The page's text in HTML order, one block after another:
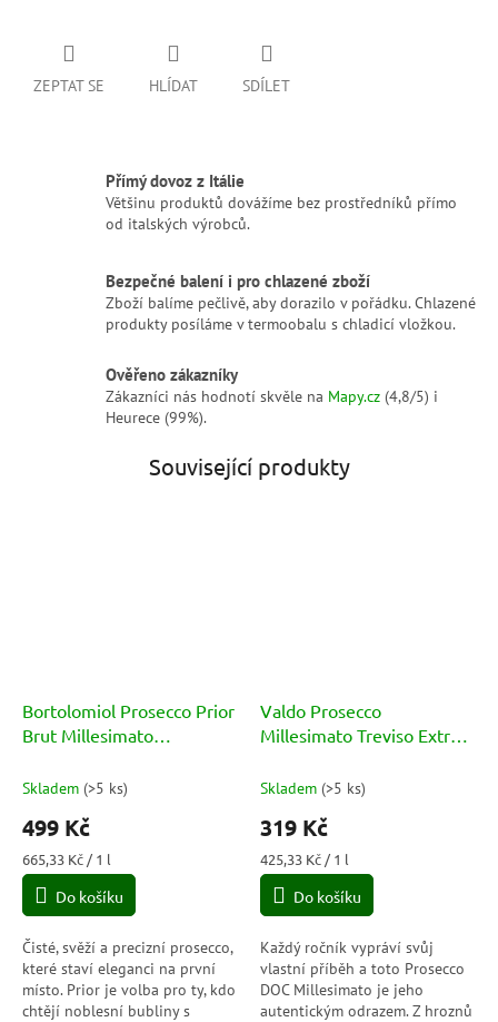
ZEPTAT SE HLÍDAT SDÍLET
Přímý dovoz z Itálie
Většinu produktů dovážíme bez prostředníků přímo
od italských výrobců.
Bezpečné balení i pro chlazené zboží
Zboží balíme pečlivě, aby dorazilo v pořádku. Chlazené
produkty posíláme v termoobalu s chladicí vložkou.
Ověřeno zákazníky
Zákazníci nás hodnotí skvěle na Mapy.cz (4,8/5) i
Heurece (99%).
Související produkty
Bortolomiol Prosecco Prior
Brut Millesimato
DOCG 12% 0,75l
Skladem (>5 ks)
499 Kč
Měrná
cena:
665,33 Kč / 1 l
Do košíku
Čisté, svěží a precizní prosecco,
které staví eleganci na první
místo. Prior je volba pro ty, kdo
chtějí noblesní bubliny s
Valdo Prosecco
Millesimato Treviso Extra
Skladem (>5 ks)
319 Kč
Měrná
cena:
425,33 Kč / 1 l
Do košíku
Každý ročník vypráví svůj
vlastní příběh a toto Prosecco
DOC Millesimato je jeho
autentickým odrazem. Z hroznů